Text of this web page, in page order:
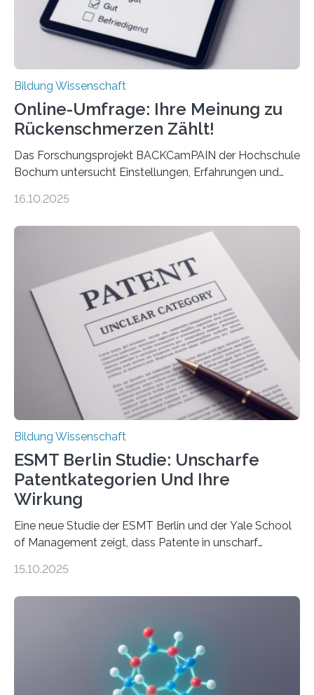
Bildung Wissenschaft
Online-Umfrage: Ihre Meinung zu
Rückenschmerzen Zählt!
Das Forschungsprojekt BACKCamPAIN der Hochschule
Bochum untersucht Einstellungen, Erfahrungen und
gehören zu den häufigsten gesundheitlichen
Rückenschmerzen denken und welche Erfahrungen sie
damit gemacht haben, kann entscheidend
beeinflussen, wie Schmerzen verlaufen und welche
Therapien wirken. Diese individuellen Überzeugungen
stehen im Mittelpunkt einer aktuellen Studie der
Hochschule Bochum. Im Rahmen des
Promotionsprojekts „BACKCamPAIN“ führt die
Doktorandin Deborah Jost (Hochschule Bochum,
Promotionskolleg NRW) derzeit eine Online-Umfrage
durch. Ziel ist es, herauszufinden,…
16.10.2025
Bildung Wissenschaft
ESMT Berlin Studie: Unscharfe
Patentkategorien Und Ihre
Wirkung
Eine neue Studie der ESMT Berlin und der Yale School
of Management zeigt, dass Patente in unscharf
häufiger zu bahnbrechenden Innovationen führen und
Erfindungen entstehen besonders dann, wenn
Wissenskategorien verschwimmen. Das zeigt neue
Forschung von Gianluca Carnabuci, Professor of
Organizational Behavior an der ESMT Berlin, und
15.10.2025